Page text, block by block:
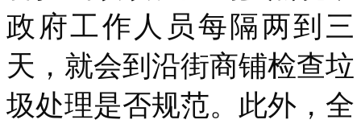
政府工作人员每隔两到三
天，就会到沿街商铺检查垃
圾处理是否规范。此外，全